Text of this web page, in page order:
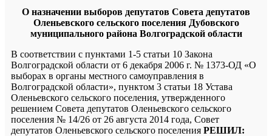
О назначении выборов депутатов Совета депутатов
Оленьевского сельского поселения Дубовского
муниципального района Волгоградской области
В соответствии с пунктами 1-5 статьи 10 Закона
Волгоградской области от 6 декабря 2006 г. № 1373-ОД «О
выборах в органы местного самоуправления в
Волгоградской области», пунктом 3 статьи 18 Устава
Оленьевского сельского поселения, утвержденного
решением Совета депутатов Оленьевского сельского
поселения № 14/26 от 26 августа 2014 года, Совет
депутатов Оленьевского сельского поселения РЕШИЛ: